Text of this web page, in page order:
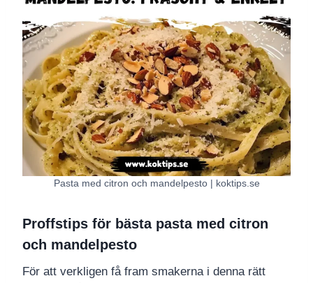
Pasta med citron och mandelpesto | koktips.se
Proffstips för bästa pasta med citron
och mandelpesto
För att verkligen få fram smakerna i denna rätt